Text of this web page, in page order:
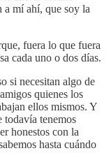
a mí ahí, que soy la
fuera lo que fuera
cada uno o dos días.
si necesitan algo de
quienes los
ellos mismos. Y
todavía tenemos
honestos con la
hasta cuándo